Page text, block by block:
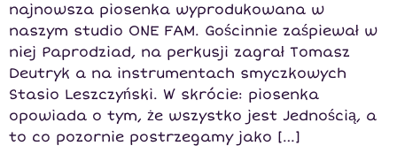
najnowsza piosenka wyprodukowana w
naszym studio ONE FAM. Gościnnie zaśpiewał w
niej Paprodziad, na perkusji zagrał Tomasz
Deutryk a na instrumentach smyczkowych
Stasio Leszczyński. W skrócie: piosenka
opowiada o tym, że wszystko jest Jednością, a
to co pozornie postrzegamy jako […]